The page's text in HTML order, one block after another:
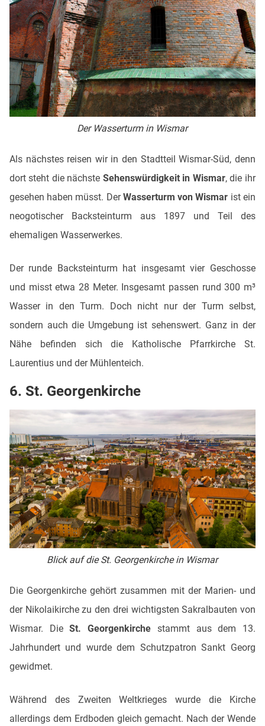
Der Wasserturm in Wismar
Als nächstes reisen wir in den Stadtteil Wismar-Süd, denn
dort steht die nächste Sehenswürdigkeit in Wismar, die ihr
gesehen haben müsst. DerWasserturm von Wismar ist ein
neogotischer Backsteinturm aus 1897 und Teil des
ehemaligen Wasserwerkes.
Der runde Backsteinturm hat insgesamt vier Geschosse
und misst etwa 28 Meter. Insgesamt passen rund 300 m³
Wasser in den Turm. Doch nicht nur der Turm selbst,
sondern auch die Umgebung ist sehenswert. Ganz in der
Nähe befinden sich die Katholische Pfarrkirche St.
Laurentius und der Mühlenteich.
6. St. Georgenkirche
Blick auf die St. Georgenkirche in Wismar
Die Georgenkirche gehört zusammen mit der Marien- und
der Nikolaikirche zu den drei wichtigsten Sakralbauten von
Wismar. DieSt. Georgenkirche stammt aus dem 13.
Jahrhundert und wurde dem Schutzpatron Sankt Georg
gewidmet.
Während des Zweiten Weltkrieges wurde die Kirche
allerdings dem Erdboden gleich gemacht. Nach der Wende